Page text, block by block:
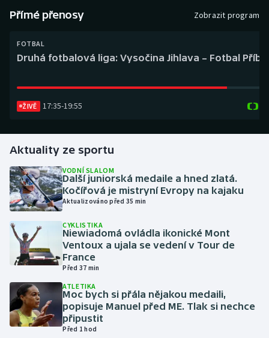
Box
Curling
Florbal
Futsal
Golf
Gymnastika
Házená
Jezdectví
Judo
Krasobruslení
Přímé přenosy Zobrazit program
FOTBAL
Druhá fotbalová liga: Vysočina Jihlava – Fotbal
ŽIVĚ 17:35-19:55
Aktuality ze sportu
VODNÍ SLALOM
Další juniorská medaile a hned zlatá.
Kočířová je mistryní Evropy na kajaku
Aktualizováno před 35 min
CYKLISTIKA
Niewiadomá ovládla ikonické Mont
Ventoux a ujala se vedení v Tour de
France
Před 37 min
ATLETIKA
Moc bych si přála nějakou medaili,
popisuje Manuel před ME. Tlak si nechce
připustit
Před 1 hod